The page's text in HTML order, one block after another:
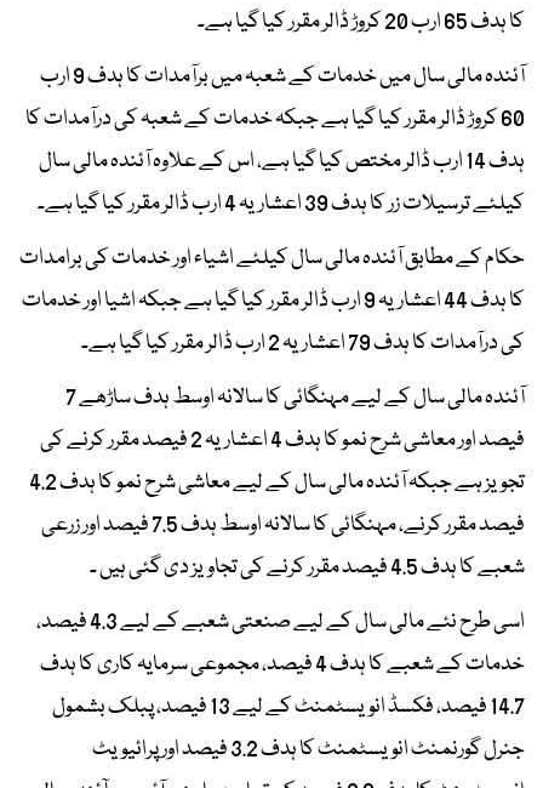
کا ہدف 65 ارب 20 کروڑ ڈالر مقرر کیا گیا ہے۔
آئندہ مالی سال میں خدمات کے شعبہ میں برآمدات کا ہدف 9 ارب
60 کروڑ ڈالر مقرر کیا گیا ہے جبکہ خدمات کے شعبہ کی درآمدات کا
ہدف 14 ارب ڈالر مختص کیا گیا ہے، اس کے علاوہ آئندہ مالی سال
کیلئے ترسیلات زر کا ہدف 39 اعشاریہ 4 ارب ڈالر مقرر کیا گیا ہے۔
حکام کے مطابق آئندہ مالی سال کیلئے اشیاء اور خدمات کی برامدات
کا ہدف 44 اعشاریہ 9 ارب ڈالر مقرر کیا گیا ہے جبکہ اشیا اور خدمات
کی درآمدات کا ہدف 79 اعشاریہ 2 ارب ڈالر مقرر کیا گیا ہے۔
آئندہ مالی سال کے لیے مہنگائی کا سالانہ اوسط ہدف ساڑھے 7
فیصد اور معاشی شرح نمو کا ہدف 4 اعشاریہ 2 فیصد مقرر کرنے کی
تجویز ہے جبکہ آئندہ مالی سال کے لیے معاشی شرح نمو کا ہدف 4.2
فیصد مقرر کرنے، مہنگائی کا سالانہ اوسط ہدف 7.5 فیصد اور زرعی
شعبے کا ہدف 4.5 فیصد مقرر کرنے کی تجاویز دی گئی ہیں ۔
اسی طرح نئے مالی سال کے لیے صنعتی شعبے کے لیے 4.3 فیصد،
خدمات کے شعبے کا ہدف 4 فیصد، مجموعی سرمایہ کاری کا ہدف
14.7 فیصد، فکسڈ انویسٹمنٹ کے لیے 13 فیصد، پبلک بشمول
جنرل گورنمنٹ انویسٹمنٹ کا ہدف 3.2 فیصد اور پرائیویٹ